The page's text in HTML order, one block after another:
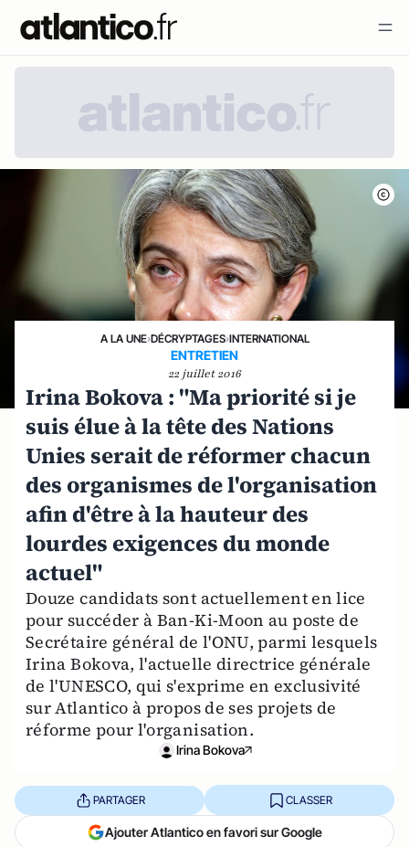
A LA UNE›DÉCRYPTAGES›INTERNATIONAL
ENTRETIEN
22 juillet 2016
Irina Bokova : "Ma priorité si je
suis élue à la tête des Nations
Unies serait de réformer chacun
des organismes de l'organisation
afin d'être à la hauteur des
lourdes exigences du monde
actuel"
Douze candidats sont actuellement en lice
pour succéder à Ban-Ki-Moon au poste de
Secrétaire général de l'ONU, parmi lesquels
Irina Bokova, l'actuelle directrice générale
de l'UNESCO, qui s'exprime en exclusivité
sur Atlantico à propos de ses projets de
réforme pour l'organisation.
Irina Bokova
PARTAGER CLASSER
Ajouter Atlantico en favori sur Google